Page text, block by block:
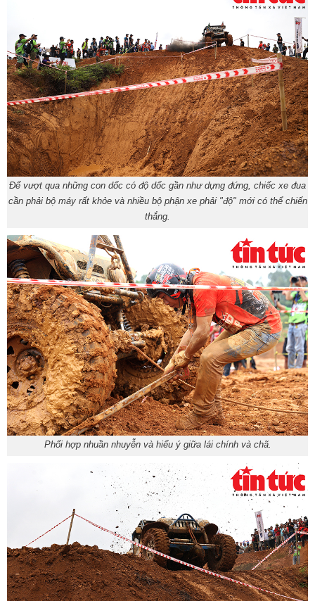
Để vượt qua những con dốc có độ dốc gần như dựng đứng, chiếc xe đua
cần phải bộ máy rất khỏe và nhiều bộ phận xe phải "độ" mới có thể chiến
thắng.
Phối hợp nhuần nhuyễn và hiểu ý giữa lái chính và chã.